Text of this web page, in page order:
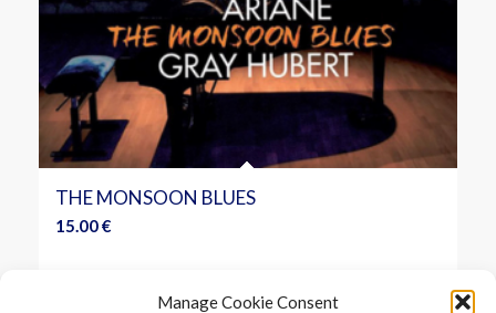
Manage Cookie Consent
THE MONSOON BLUES
15.00€
Ajouter au panier Voir les détails